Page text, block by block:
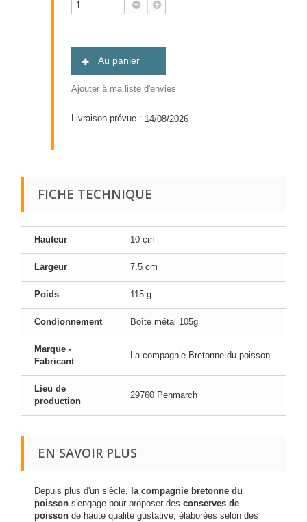
Au panier
Ajouter à ma liste d'envies
Livraison prévue : 14/08/2026
FICHE TECHNIQUE
Hauteur 10 cm
Largeur 7.5 cm
Poids 115 g
Condionnement Boîte métal 105g
Marque -
Fabricant
La compagnie Bretonne du poisson
Lieu de
production
29760 Penmarch
EN SAVOIR PLUS
Depuis plus d'un siècle, la compagnie bretonne du
poisson s'engage pour proposer des conserves de
poisson de haute qualité gustative, élaborées selon des